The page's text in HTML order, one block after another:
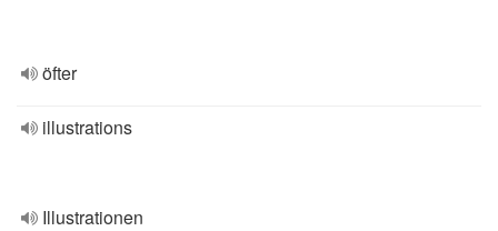
öfter
illustrations
Illustrationen